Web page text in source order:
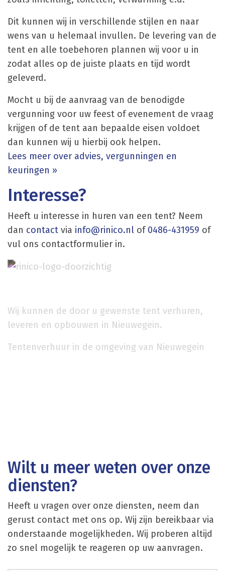
Dit kunnen wij in verschillende stijlen en naar
wens van u helemaal invullen. De levering van de
tent en alle toebehoren plannen wij voor u in
zodat alles op de juiste plaats en tijd wordt
geleverd.
Mocht u bij de aanvraag van de benodigde
vergunning voor uw feest of evenement de vraag
krijgen of de tent aan bepaalde eisen voldoet
dan kunnen wij u hierbij ook helpen.
Lees meer over advies, vergunningen en
keuringen »
Interesse?
Heeft u interesse in huren van een tent? Neem
dan contact via info@rinico.nl of0486-431959 of
vul ons contactformulier in.
Wij kunnen de door u gewenste tent verhuren,
leveren en opbouwen in Nieuwegein.
Tentenverhuur in de omgeving van Nieuwegein
Wilt u meer weten over onze
diensten?
Heeft u vragen over onze diensten, neem dan
gerust contact met ons op. Wij zijn bereikbaar via
onderstaande mogelijkheden. Wij proberen altijd
zo snel mogelijk te reageren op uw aanvragen.